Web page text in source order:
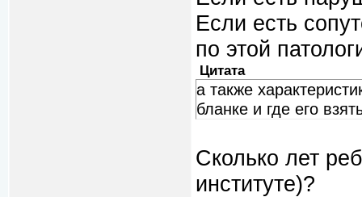
Если есть
по этой
Цитата
а также
бланке и где его
Сколько лет
институте)?